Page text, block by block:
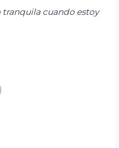
tranquila cuando estoy